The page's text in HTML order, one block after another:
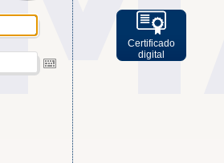
Certificado
digital